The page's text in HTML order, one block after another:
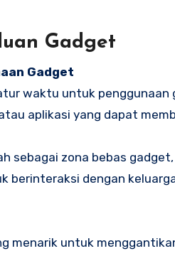
Gadget
Gadget
waktu untuk
aplikasi yang dapat
sebagai zona bebas
berinteraksi dengan
menarik untuk